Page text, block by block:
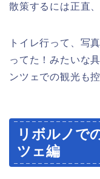
散策するには正直
トイレ行って、写
ってた！みたいな
ンツェでの観光も
リボルノで
ツェ編